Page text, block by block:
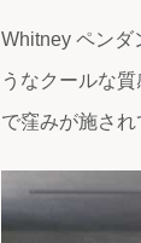
Whitney ペンダ
うなクールな
で窪みが施され